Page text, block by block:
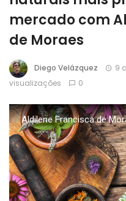
mercado com
de Moraes
Diego Velázquez 9
visualizações
0
Aldilene Francisca de